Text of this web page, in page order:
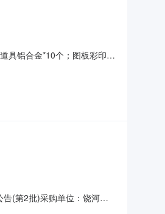
具铝合金*10个；图板彩印
(第2批)采购单位：饶河县